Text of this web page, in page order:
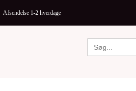
Afsendelse 1-2 hverdage